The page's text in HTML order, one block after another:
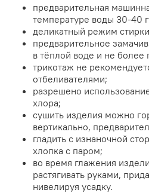
предварительная
температуре воды 30-40
деликатный режим
предварительное
в тёплой воде и не более
трикотаж не
отбеливателями;
разрешено
хлора;
сушить изделия можно
вертикально,
гладить с изнаночной
хлопка с паром;
во время глажения
растягивать руками,
нивелируя усадку.